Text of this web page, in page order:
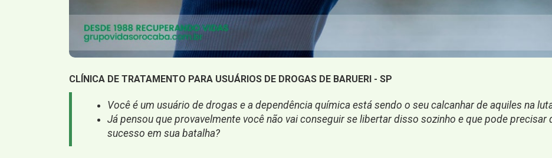
CLÍNICA DE TRATAMENTO PARA USUÁRIOS DE DROGAS DE BARUERI - SP
Você é um usuário de drogas e a dependência química está sendo o seu calcanhar de aquiles na
Já pensou que provavelmente você não vai conseguir se libertar disso sozinho e que pode precisar
sucesso em sua batalha?